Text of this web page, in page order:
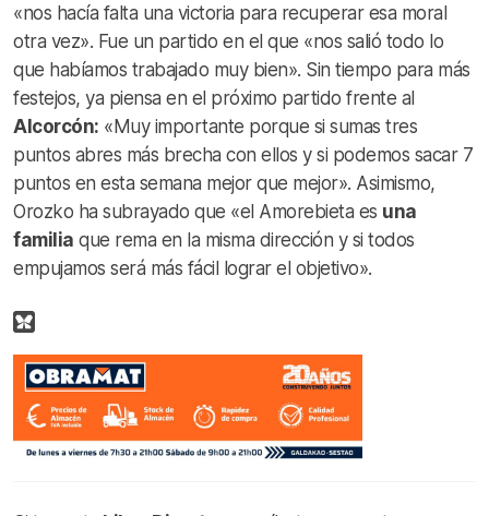
«nos hacía falta una victoria para recuperar esa moral
otra vez». Fue un partido en el que «nos salió todo lo
que habíamos trabajado muy bien». Sin tiempo para más
festejos, ya piensa en el próximo partido frente al
Alcorcón: «Muy importante porque si sumas tres
puntos abres más brecha con ellos y si podemos sacar 7
puntos en esta semana mejor que mejor». Asimismo,
Orozko ha subrayado que «el Amorebieta es una
familia que rema en la misma dirección y si todos
empujamos será más fácil lograr el objetivo».